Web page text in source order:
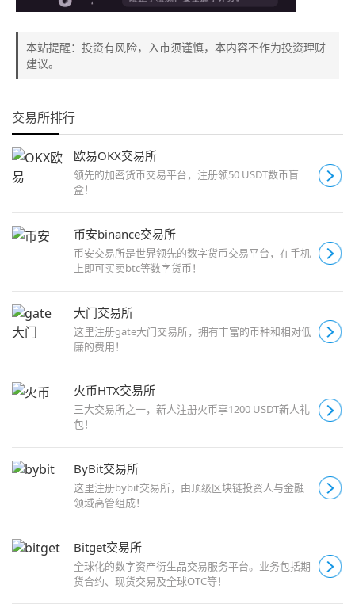
本站提醒：投资有风险，入市须谨慎，本内容不作为投资理财
建议。
交易所排行
欧易OKX交易所
领先的加密货币交易平台，注册领50 USDT数币盲
盒！
币安binance交易所
币安交易所是世界领先的数字货币交易平台，在手机
上即可买卖btc等数字货币！
大门交易所
这里注册gate大门交易所，拥有丰富的币种和相对低
廉的费用！
火币HTX交易所
三大交易所之一，新人注册火币享1200 USDT新人礼
包！
ByBit交易所
这里注册bybit交易所，由顶级区块链投资人与金融
领域高管组成！
Bitget交易所
全球化的数字资产衍生品交易服务平台。业务包括期
货合约、现货交易及全球OTC等！